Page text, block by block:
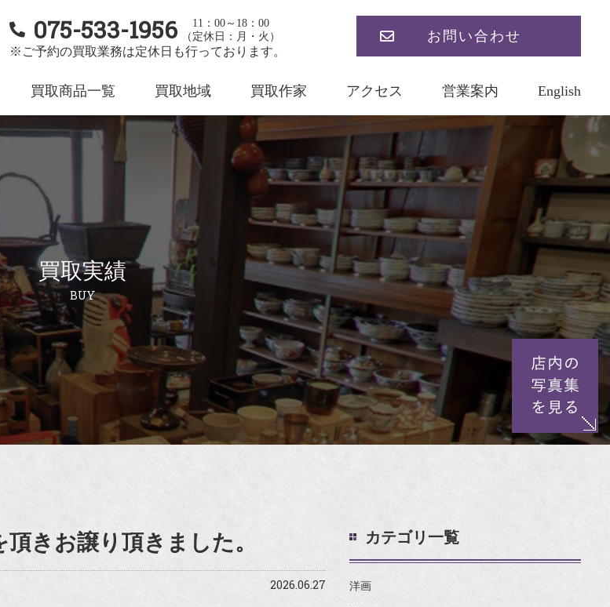
075-533-1956
11：00～18：00
（定休日：月・火）
※ご予約の買取業務は定休日も行っております。
お問い合わせ
買取商品一覧 買取地域 買取作家 アクセス 営業案内 English
買取実績
BUY
きお譲り頂きました。
2026.06.27
カテゴリ一覧
洋画